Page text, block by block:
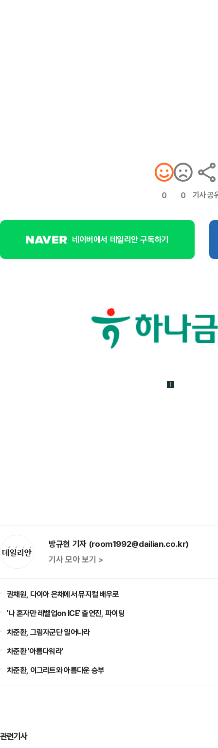
0 0 기사 공
네이버에서 데일리안 구독하기
방규현 기자 (room1992@dailian.co.kr)
기사 모아 보기 >
권채원, 다이아 은채에서 뮤지컬 배우로
'나 혼자만 레벨업on ICE' 출연진, 파이팅
차준환, 그림자군단 일어나라
차준환 '아름다워라'
차준환, 이그리트와 아름다운 승부
관련기사